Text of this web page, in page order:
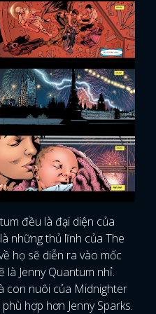
đều là đại diện của
những thủ lĩnh của The
họ sẽ diễn ra vào mốc
là Jenny Quantum nhỉ.
con nuôi của Midnighter
hợp hơn Jenny Sparks.